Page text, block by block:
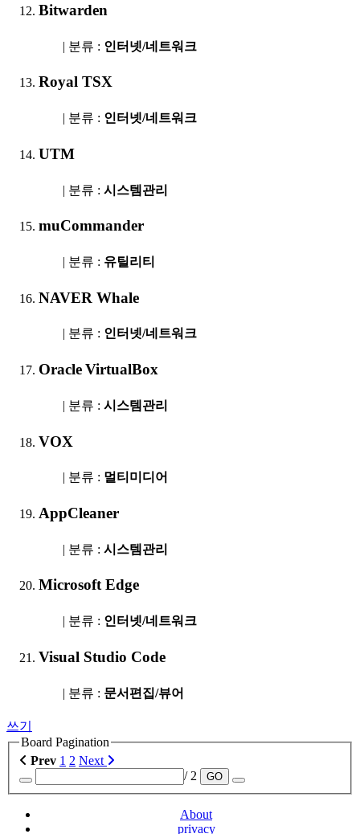
Bitwarden
| 분류 : 인터넷/네트워크
Royal TSX
| 분류 : 인터넷/네트워크
UTM
| 분류 : 시스템관리
muCommander
| 분류 : 유틸리티
NAVER Whale
| 분류 : 인터넷/네트워크
Oracle VirtualBox
| 분류 : 시스템관리
VOX
| 분류 : 멀티미디어
AppCleaner
| 분류 : 시스템관리
Microsoft Edge
| 분류 : 인터넷/네트워크
Visual Studio Code
| 분류 : 문서편집/뷰어
쓰기
Board Pagination
Prev 1 2 Next
/ 2
GO
About
privacy